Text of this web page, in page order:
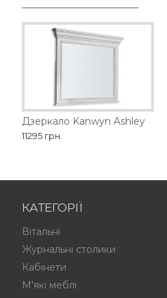
Дзеркало Kanwyn Ashley
11295 грн.
Банкетка Realyn Ashley
22725 грн.
КАТЕГОРІЇ
Вітальні
Журнальні столики
Кабінети
М'які меблі